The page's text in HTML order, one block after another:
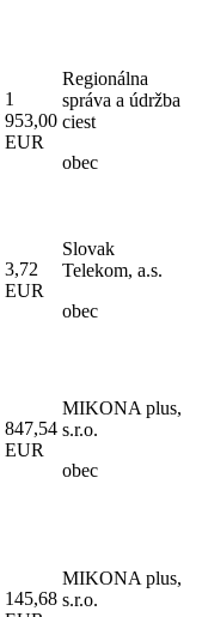
1
953,00
EUR
Regionálna
správa a údržba
ciest
obec
3,72
EUR
Slovak
Telekom, a.s.
obec
847,54
EUR
MIKONA plus,
s.r.o.
obec
145,68
MIKONA plus,
s.r.o.